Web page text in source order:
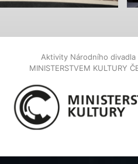
Aktivity Národního
MINISTERSTVEM KULTURY